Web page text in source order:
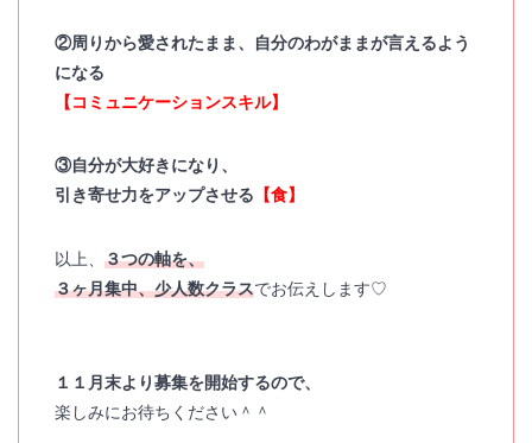
②周りから愛されたまま、自分のわがままが言えるよう
になる
【コミュニケーションスキル】
③自分が大好きになり、
引き寄せ力をアップさせる 【食】
以上、 ３つの軸を、
３ヶ月集中、少人数クラスでお伝えします♡
１１月末より募集を開始するので、
楽しみにお待ちください＾＾